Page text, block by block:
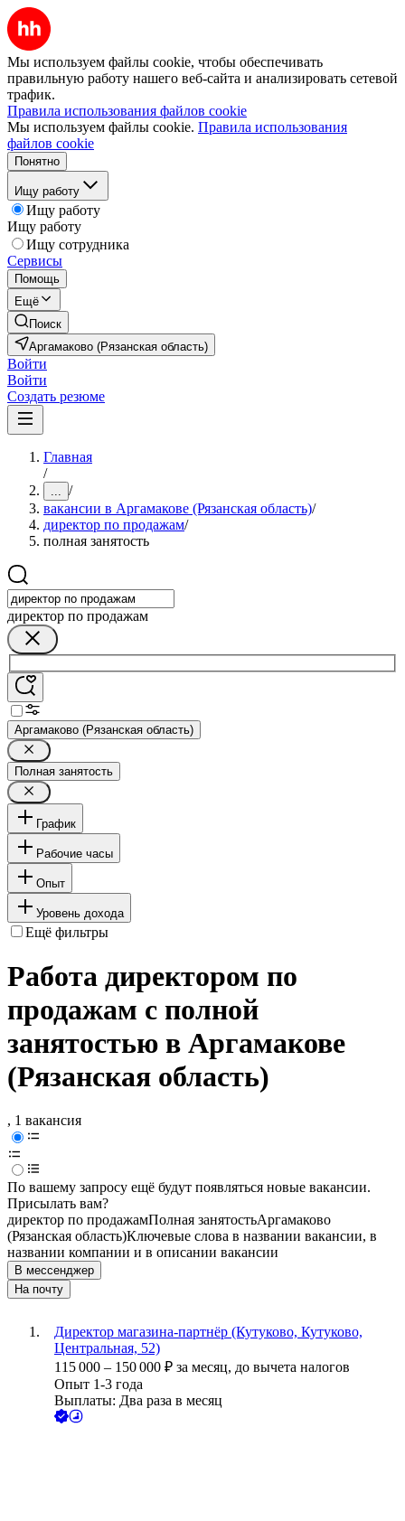
Мы используем файлы cookie, чтобы обеспечивать
правильную работу нашего веб-сайта и анализировать сетевой
трафик.
Правила использования файлов cookie
Мы используем файлы cookie. Правила использования
файлов cookie
Понятно
Ищу работу
Ищу работу
Ищу работу
Ищу сотрудника
Сервисы
Помощь
Ещё
Поиск
Аргамаково (Рязанская область)
Войти
Войти
Создать резюме
Главная
/
... /
вакансии в Аргамакове (Рязанская область)/
директор по продажам/
полная занятость
директор по продажам
Аргамаково (Рязанская область)
Полная занятость
График
Рабочие часы
Опыт
Уровень дохода
Ещё фильтры
Работа директором по
продажам с полной
занятостью в Аргамакове
(Рязанская область)
, 1 вакансия
По вашему запросу ещё будут появляться новые вакансии.
Присылать вам?
директор по продажамПолная занятостьАргамаково
(Рязанская область)Ключевые слова в названии вакансии, в
названии компании и в описании вакансии
В мессенджер
На почту
Директор магазина-партнёр (Кутуково, Кутуково,
Центральная, 52)
115 000 – 150 000 ₽ за месяц, до вычета налогов
Опыт 1-3 года
Выплаты: Два раза в месяц